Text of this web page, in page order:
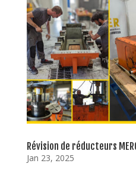
Révision de réducteurs
Jan 23, 2025